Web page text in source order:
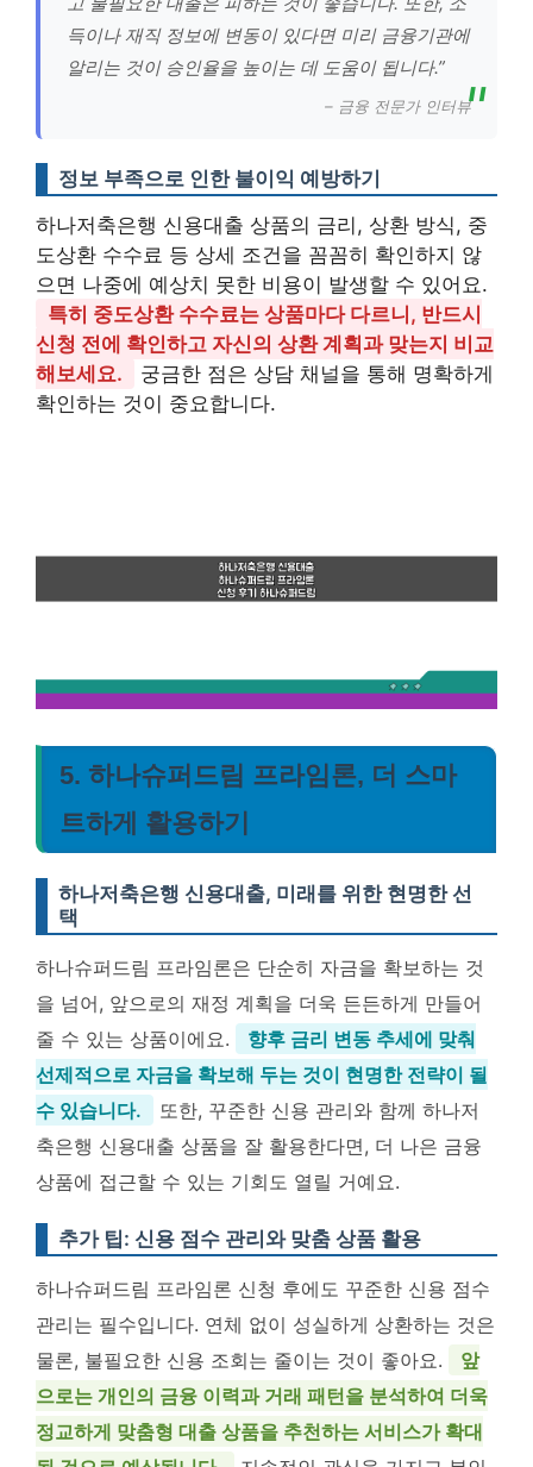
득이나 재직 정보에 변동이 있다면 미리 금융기관에
알리는 것이 승인율을 높이는 데 도움이 됩니다.”
– 금융 전문가 인터뷰
정보 부족으로 인한 불이익 예방하기
하나저축은행 신용대출 상품의 금리, 상환 방식, 중
도상환 수수료 등 상세 조건을 꼼꼼히 확인하지 않
으면 나중에 예상치 못한 비용이 발생할 수 있어요.
특히 중도상환 수수료는 상품마다 다르니, 반드시
신청 전에 확인하고 자신의 상환 계획과 맞는지 비교
해보세요.
궁금한 점은 상담 채널을 통해 명확하게
확인하는 것이 중요합니다.
5. 하나슈퍼드림 프라임론, 더 스마
트하게 활용하기
하나저축은행 신용대출, 미래를 위한 현명한 선
택
하나슈퍼드림 프라임론은 단순히 자금을 확보하는 것
을 넘어, 앞으로의 재정 계획을 더욱 든든하게 만들어
줄 수 있는 상품이에요.
향후 금리 변동 추세에 맞춰
선제적으로 자금을 확보해 두는 것이 현명한 전략이 될
수 있습니다.
또한, 꾸준한 신용 관리와 함께 하나저
축은행 신용대출 상품을 잘 활용한다면, 더 나은 금융
상품에 접근할 수 있는 기회도 열릴 거예요.
추가 팁: 신용 점수 관리와 맞춤 상품 활용
하나슈퍼드림 프라임론 신청 후에도 꾸준한 신용 점수
관리는 필수입니다. 연체 없이 성실하게 상환하는 것은
물론, 불필요한 신용 조회는 줄이는 것이 좋아요.
앞
으로는 개인의 금융 이력과 거래 패턴을 분석하여 더욱
정교하게 맞춤형 대출 상품을 추천하는 서비스가 확대